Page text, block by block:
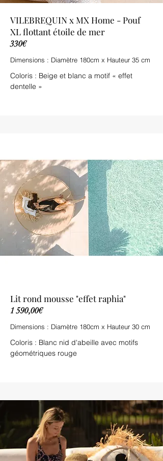
VILEBREQUIN x MX Home - Pouf
XL flottant étoile de mer
330€
Dimensions : Diamètre 180cm x Hauteur 35 cm
Coloris : Beige et blanc a motif « effet
dentelle »
Lit rond mousse "effet raphia"
1 590,00€
Dimensions : Diamètre 180cm x Hauteur 30 cm
Coloris : Blanc nid d'abeille avec motifs
géométriques rouge